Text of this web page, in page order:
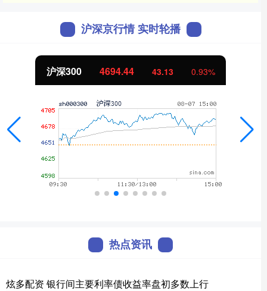
沪深京行情 实时轮播
北证50 1134.24 11.37 1.01%
热点资讯
炫多配资 银行间主要利率债收益率盘初多数上行